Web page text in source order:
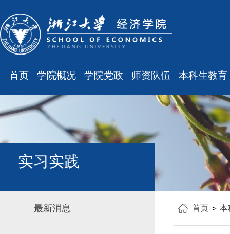
首页 学院概况
学院简介
现任领导
组织结构
学科设置
学院党政
会议通知
会议纪要
工会之声
师资队伍
最新消息
职称晋升
人事培训
博士后管理
本科生教育
最新消息
规章制度
课表、校历
主修专业确认
学籍管理
教学与教务
毕业论文
科研训练
实习实践
最新消息 首页 本